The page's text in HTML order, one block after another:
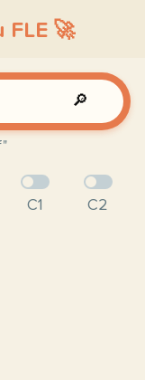
FLE 🚀
🔎
C1 C2